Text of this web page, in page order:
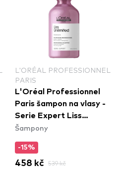
L'ORÉAL PROFESSIONNEL
PARIS
L'Oréal Professionnel
Paris šampon na vlasy -
Serie Expert Liss
Unlimited Shampoo
Šampony
-15%
458 kč 539 kč